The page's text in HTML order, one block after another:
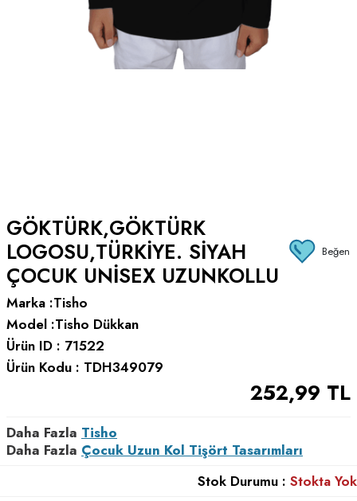
GÖKTÜRK,GÖKTÜRK
LOGOSU,TÜRKIYE. SIYAH
ÇOCUK UNISEX UZUNKOLLU
Beğen
Marka :Tisho
Model :Tisho Dükkan
Ürün ID : 71522
Ürün Kodu : TDH349079
252,99 TL
Daha Fazla Tisho
Daha Fazla Çocuk Uzun Kol Tişört Tasarımları
Stok Durumu : Stokta Yok